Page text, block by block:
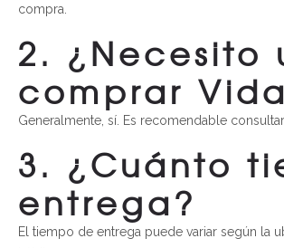
compra.
2. ¿Necesito
comprar
Generalmente, sí. Es recomendable
3. ¿Cuánto
entrega?
El tiempo de entrega puede variar según la